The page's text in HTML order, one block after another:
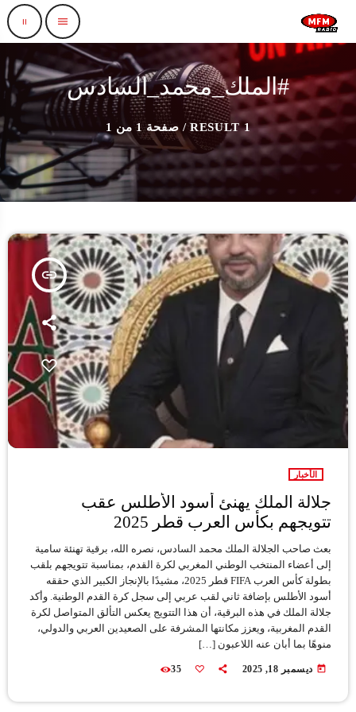
menu
pause
#الملك_محمد_السادس
1 RESULT / صفحة 1 من 1
insert_link
الأخبار
جلالة الملك يهنئ أسود الأطلس عقب
تتويجهم بكأس العرب قطر 2025
بعث صاحب الجلالة الملك محمد السادس، نصره الله، برقية تهنئة سامية
إلى أعضاء المنتخب الوطني المغربي لكرة القدم، بمناسبة تتويجهم بلقب
بطولة كأس العرب FIFA قطر 2025، مشيدًا بالإنجاز الكبير الذي حققه
أسود الأطلس بإضافة ثاني لقب عربي إلى سجل كرة القدم الوطنية. وأكد
جلالة الملك في هذه البرقية، أن هذا التتويج يعكس التألق المتواصل لكرة
القدم المغربية، ويعزز مكانتها المشرفة على الصعيدين العربي والدولي،
منوهًا بما أبان عنه اللاعبون […]
today ديسمبر 18, 2025 35